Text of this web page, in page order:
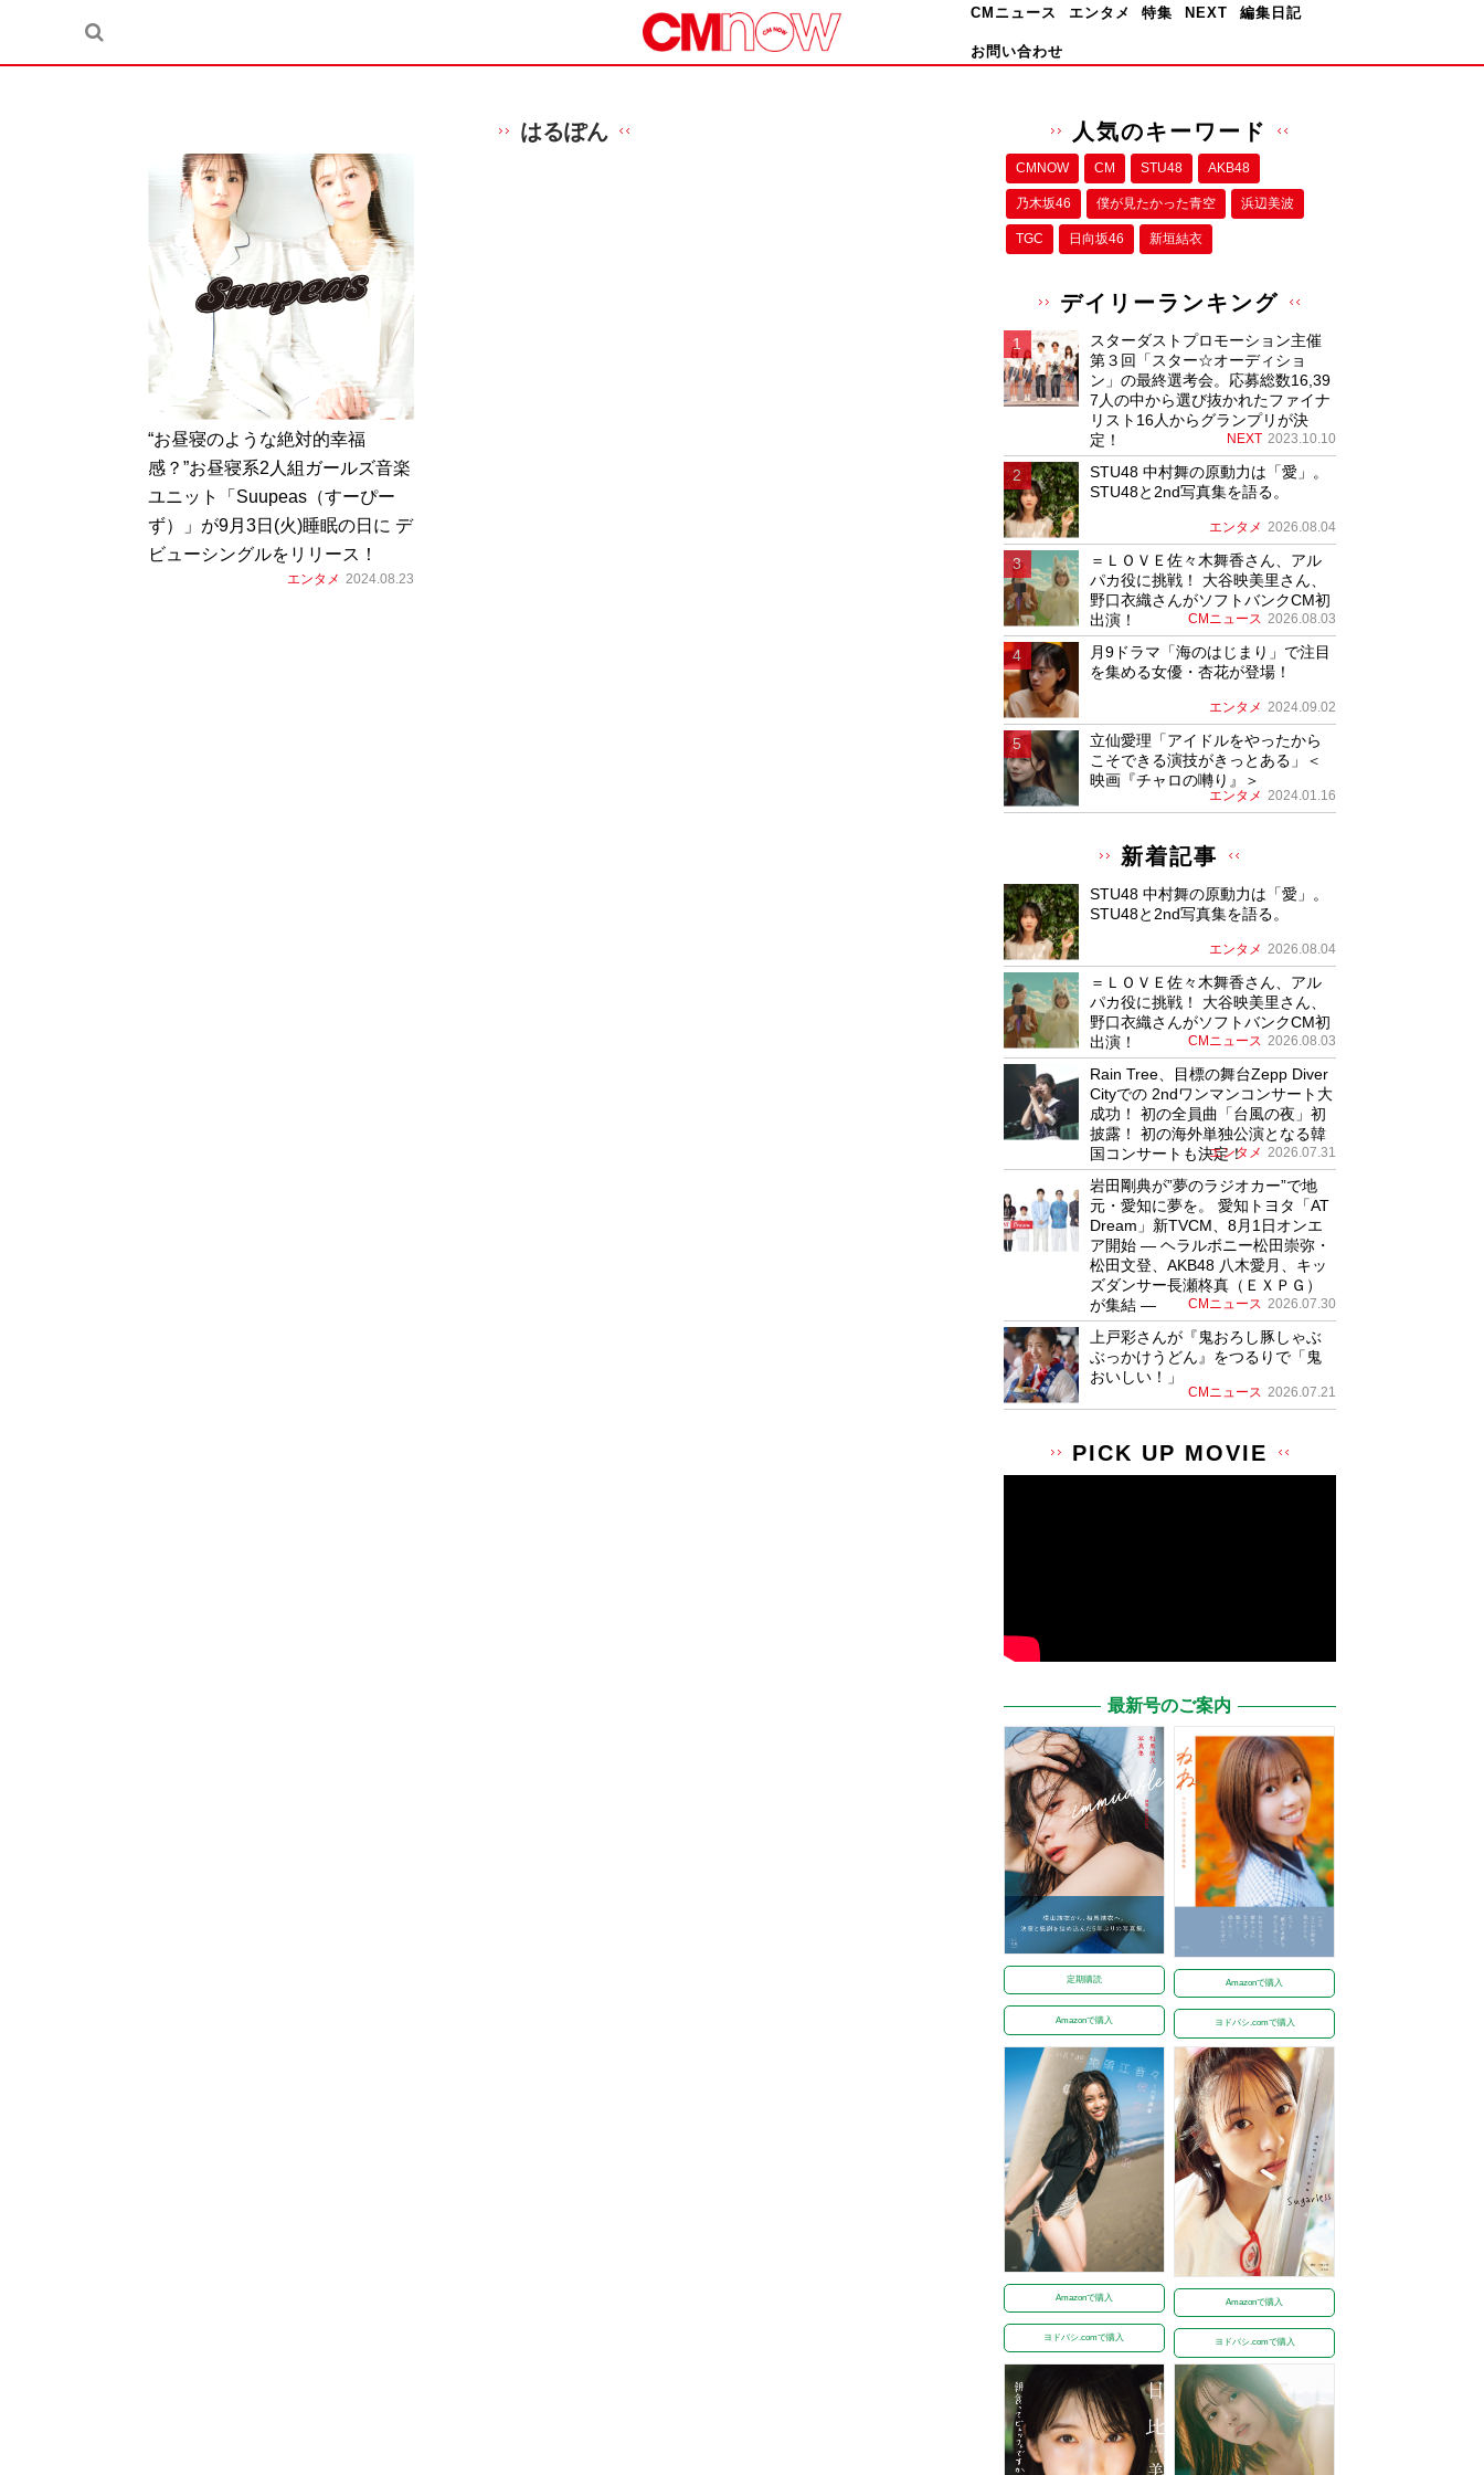
CMニュース エンタメ 特集 NEXT 編集日記
お問い合わせ
はるぽん
“お昼寝のような絶対的幸福
感？”お昼寝系2⼈組ガールズ⾳楽
ユニット「Suupeas（すーぴー
ず）」が9⽉3⽇(⽕)睡眠の⽇に デ
ビューシングルをリリース！
エンタメ 2024.08.23
人気のキーワード
CMNOW CM STU48 AKB48
乃木坂46 僕が⾒たかった⻘空 浜辺美波
TGC 日向坂46 新垣結衣
デイリーランキング
スターダストプロモーション主催
第３回「スター☆オーディショ
ン」の最終選考会。応募総数16,39
7人の中から選び抜かれたファイナ
リスト16人からグランプリが決
定！
NEXT 2023.10.10
STU48 中村舞の原動力は「愛」。
STU48と2nd写真集を語る。
エンタメ 2026.08.04
＝ＬＯＶＥ佐々木舞香さん、アル
パカ役に挑戦！ 大谷映美里さん、
野口衣織さんがソフトバンクCM初
出演！
CMニュース 2026.08.03
月9ドラマ「海のはじまり」で注目
を集める女優・杏花が登場！
エンタメ 2024.09.02
立仙愛理「アイドルをやったから
こそできる演技がきっとある」＜
映画『チャロの囀り』＞
エンタメ 2024.01.16
新着記事
STU48 中村舞の原動力は「愛」。
STU48と2nd写真集を語る。
エンタメ 2026.08.04
＝ＬＯＶＥ佐々木舞香さん、アル
パカ役に挑戦！ 大谷映美里さん、
野口衣織さんがソフトバンクCM初
出演！
CMニュース 2026.08.03
Rain Tree、目標の舞台Zepp Diver
Cityでの 2ndワンマンコンサート大
成功！ 初の全員曲「台風の夜」初
披露！ 初の海外単独公演となる韓
国コンサートも決定！
エンタメ 2026.07.31
岩田剛典が”夢のラジオカー”で地
元・愛知に夢を。 愛知トヨタ「AT
Dream」新TVCM、8月1日オンエ
ア開始 ― ヘラルボニー松田崇弥・
松田文登、AKB48 八木愛月、キッ
ズダンサー長瀬柊真（ＥＸＰＧ）
が集結 ―
CMニュース 2026.07.30
上戸彩さんが『鬼おろし豚しゃぶ
ぶっかけうどん』をつるりで「鬼
おいしい！」
CMニュース 2026.07.21
PICK UP MOVIE
最新号のご案内
定期購読
Amazonで購入
Amazonで購入
ヨドバシ.comで購入
Amazonで購入
ヨドバシ.comで購入
Amazonで購入
ヨドバシ.comで購入